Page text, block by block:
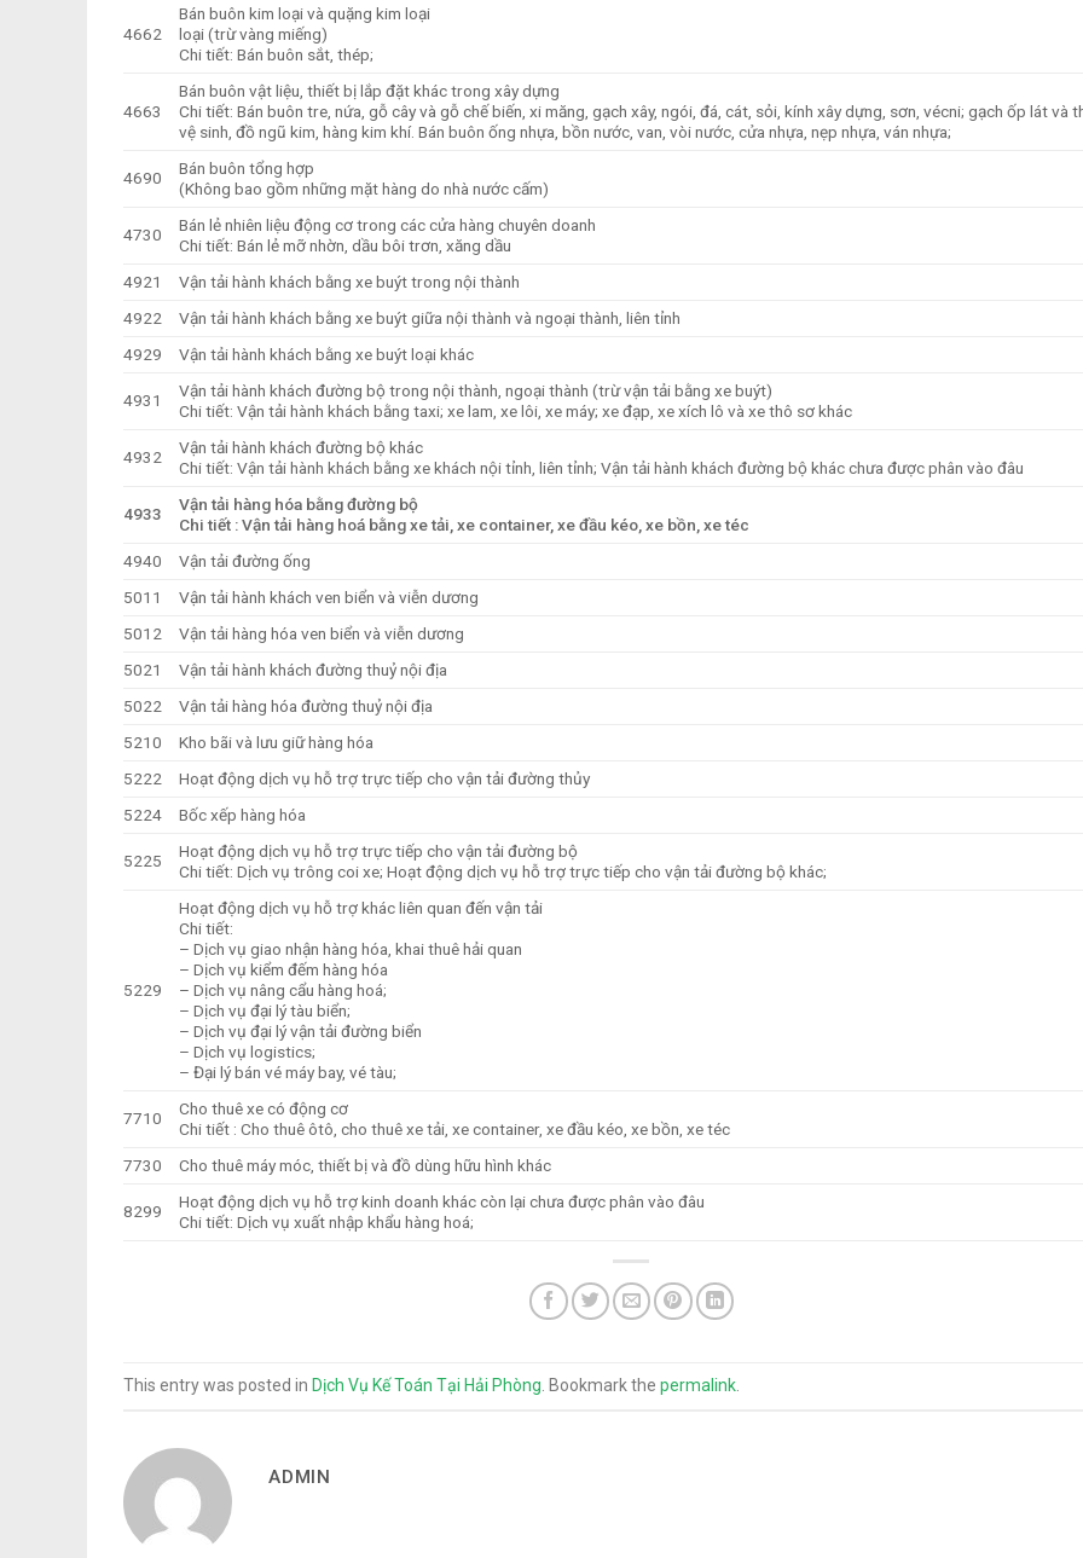
4662
Bán buôn kim loại và quặng kim loại
loại (trừ vàng miếng)
Chi tiết: Bán buôn sắt, thép;
4663
Bán buôn vật liệu, thiết bị lắp đặt khác trong xây dựng
Chi tiết: Bán buôn tre, nứa, gỗ cây và gỗ chế biến, xi măng, gạch xây, ngói, đá, cát, sỏi, kính xây dựng, sơn, vécni; gạch ốp lát và
vệ sinh, đồ ngũ kim, hàng kim khí. Bán buôn ống nhựa, bồn nước, van, vòi nước, cửa nhựa, nẹp nhựa, ván nhựa;
4690
Bán buôn tổng hợp
(Không bao gồm những mặt hàng do nhà nước cấm)
4730
Bán lẻ nhiên liệu động cơ trong các cửa hàng chuyên doanh
Chi tiết: Bán lẻ mỡ nhờn, dầu bôi trơn, xăng dầu
4921
Vận tải hành khách bằng xe buýt trong nội thành
4922
Vận tải hành khách bằng xe buýt giữa nội thành và ngoại thành, liên tỉnh
4929
Vận tải hành khách bằng xe buýt loại khác
4931
Vận tải hành khách đường bộ trong nội thành, ngoại thành (trừ vận tải bằng xe buýt)
Chi tiết: Vận tải hành khách bằng taxi; xe lam, xe lôi, xe máy; xe đạp, xe xích lô và xe thô sơ khác
4932
Vận tải hành khách đường bộ khác
Chi tiết: Vận tải hành khách bằng xe khách nội tỉnh, liên tỉnh; Vận tải hành khách đường bộ khác chưa được phân vào đâu
4933
Vận tải hàng hóa bằng đường bộ
Chi tiết : Vận tải hàng hoá bằng xe tải, xe container, xe đầu kéo, xe bồn, xe téc
4940
Vận tải đường ống
5011
Vận tải hành khách ven biển và viễn dương
5012
Vận tải hàng hóa ven biển và viễn dương
5021
Vận tải hành khách đường thuỷ nội địa
5022
Vận tải hàng hóa đường thuỷ nội địa
5210
Kho bãi và lưu giữ hàng hóa
5222
Hoạt động dịch vụ hỗ trợ trực tiếp cho vận tải đường thủy
5224
Bốc xếp hàng hóa
5225
Hoạt động dịch vụ hỗ trợ trực tiếp cho vận tải đường bộ
Chi tiết: Dịch vụ trông coi xe; Hoạt động dịch vụ hỗ trợ trực tiếp cho vận tải đường bộ khác;
5229
Hoạt động dịch vụ hỗ trợ khác liên quan đến vận tải
Chi tiết:
– Dịch vụ giao nhận hàng hóa, khai thuê hải quan
– Dịch vụ kiểm đếm hàng hóa
– Dịch vụ nâng cẩu hàng hoá;
– Dịch vụ đại lý tàu biển;
– Dịch vụ đại lý vận tải đường biển
– Dịch vụ logistics;
– Đại lý bán vé máy bay, vé tàu;
7710
Cho thuê xe có động cơ
Chi tiết : Cho thuê ôtô, cho thuê xe tải, xe container, xe đầu kéo, xe bồn, xe téc
7730
Cho thuê máy móc, thiết bị và đồ dùng hữu hình khác
8299
Hoạt động dịch vụ hỗ trợ kinh doanh khác còn lại chưa được phân vào đâu
Chi tiết: Dịch vụ xuất nhập khẩu hàng hoá;
This entry was posted in Dịch Vụ Kế Toán Tại Hải Phòng. Bookmark the permalink.
ADMIN